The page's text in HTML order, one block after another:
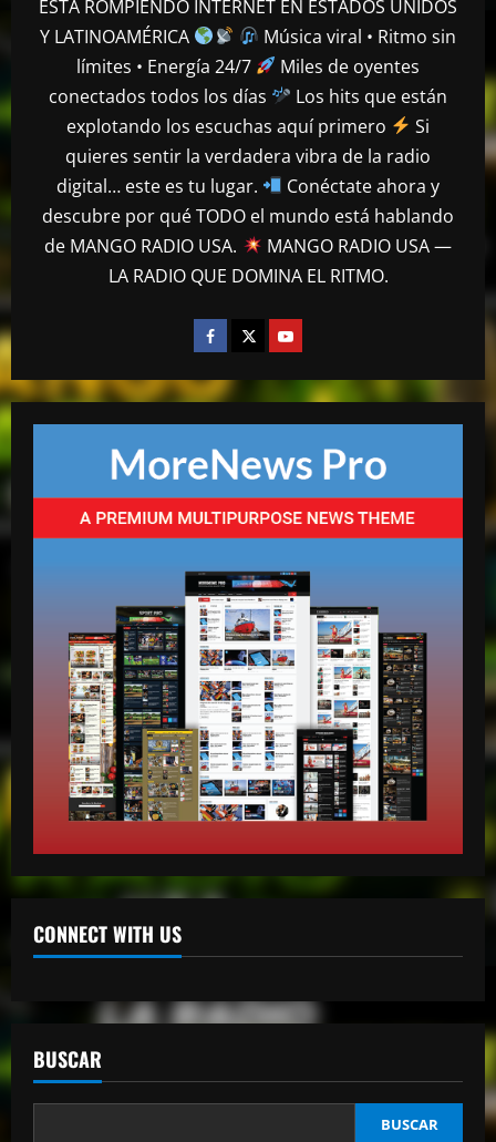
ESTÁ ROMPIENDO INTERNET EN ESTADOS UNIDOS
Y LATINOAMÉRICA
Música viral • Ritmo sin
límites • Energía 24/7
Miles de oyentes
conectados todos los días
Los hits que están
explotando los escuchas aquí primero
Si
quieres sentir la verdadera vibra de la radio
digital… este es tu lugar.
Conéctate ahora y
descubre por qué TODO el mundo está hablando
de MANGO RADIO USA.
MANGO RADIO USA —
LA RADIO QUE DOMINA EL RITMO.
CONNECT WITH US
BUSCAR
BUSCAR
Escolta presidencial se accidenta y deja
tres heridos en Puerto Plata
abril 27, 2026
3
mango radio usa
Comunicador propina bofetada al padre
de una víctima del Jet Set en el Palacio
de Justicia
abril 27, 2026
mango radio usa
reproducciones en YouTube
5
El Torito sobre caso Jet Set: “Yo tuve
amistad con Antonio y su hermana, pero
yo quiero justicia”
abril 23, 2026
1
mango radio usa
EN VIVO DESDE LA ROMANA REPUBLICA
DOMINICANA
mayo 14, 2026
2
mango radio usa
Escolta presidencial se accidenta y deja
tres heridos en Puerto Plata
abril 27, 2026
3
mango radio usa
Comunicador propina bofetada al padre
de una víctima del Jet Set en el Palacio
de Justicia
abril 27, 2026
mango radio usa
“Despacito” llega a los 9 billones de
abril 27, 2026